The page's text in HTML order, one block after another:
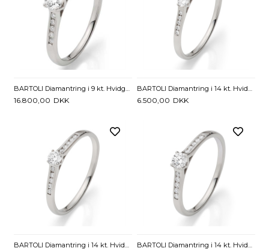
16.800,00 DKK 6.500,00 DKK
BARTOLI Diamantring i 14 kt. Hvidguld med Diamanter - 0,17 ct. BARTOLI Diamantring i 14 kt. Hvidguld med Diamanter - 0,23 ct.